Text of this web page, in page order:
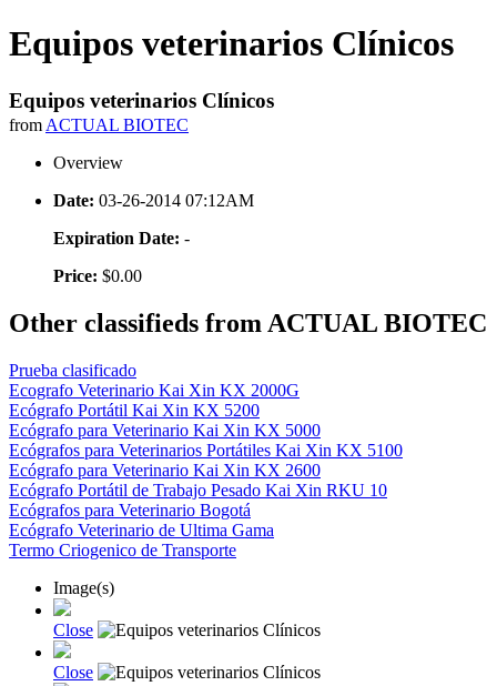
Equipos veterinarios Clínicos
Equipos veterinarios Clínicos
from ACTUAL BIOTEC
Overview
Date: 03-26-2014 07:12AM
Expiration Date: -
Price: $0.00
Other classifieds from ACTUAL BIOTEC
Prueba clasificado
Ecografo Veterinario Kai Xin KX 2000G
Ecógrafo Portátil Kai Xin KX 5200
Ecógrafo para Veterinario Kai Xin KX 5000
Ecógrafos para Veterinarios Portátiles Kai Xin KX 5100
Ecógrafo para Veterinario Kai Xin KX 2600
Ecógrafo Portátil de Trabajo Pesado Kai Xin RKU 10
Ecógrafos para Veterinario Bogotá
Ecógrafo Veterinario de Ultima Gama
Termo Criogenico de Transporte
Image(s)
Close
Close